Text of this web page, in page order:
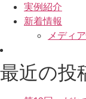
実例紹介
新着情報
メディ
最近の投